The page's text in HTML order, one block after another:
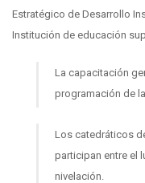
Estratégico de Desarrollo
Institución de educación
La capacitación
programación de
Los catedráticos
participan entre el
nivelación.